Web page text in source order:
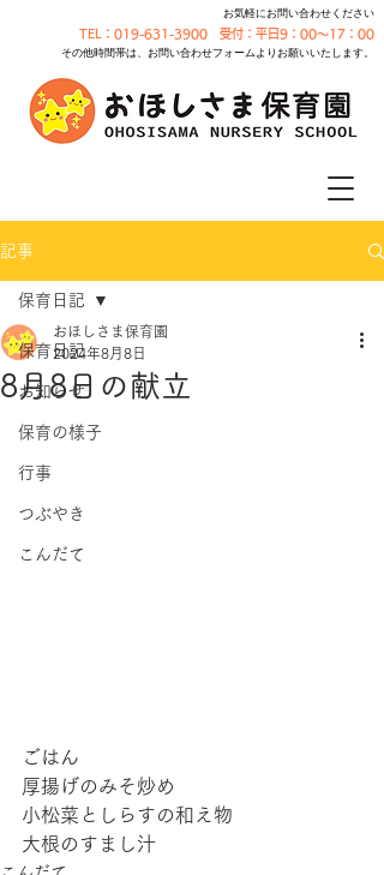
お気軽にお問い合わせください
TEL：019-631-3900 受付：平日9：00～17：00
その他時間帯は、お問い合わせフォームよりお願いいたします。
記事
保育日記
お知らせ
保育の様子
行事
つぶやき
こんだて
保育日記
8月8日の献立
おほしさま保育園
2024年8月8日
ごはん
厚揚げのみそ炒め
小松菜としらすの和え物
大根のすまし汁